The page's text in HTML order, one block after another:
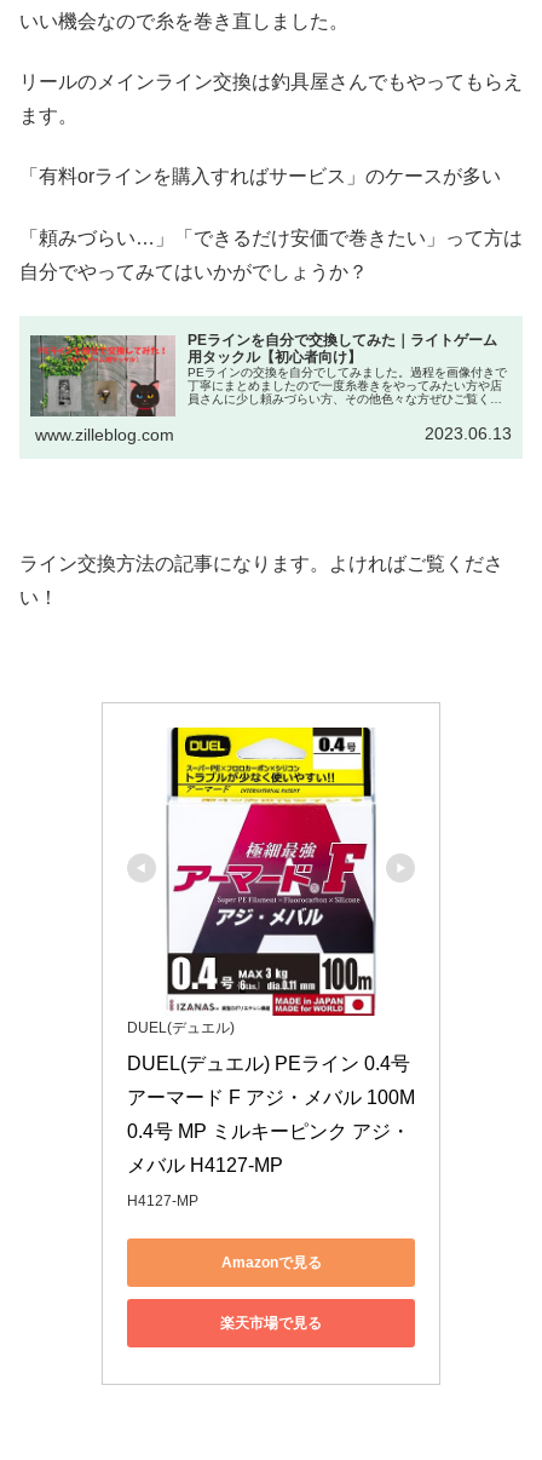
いい機会なので糸を巻き直しました。
リールのメインライン交換は釣具屋さんでもやってもらえ
ます。
「有料orラインを購入すればサービス」のケースが多い
「頼みづらい…」「できるだけ安価で巻きたい」って方は
自分でやってみてはいかがでしょうか？
PEラインを自分で交換してみた｜ライトゲーム
用タックル【初心者向け】
PEラインの交換を自分でしてみました。過程を画像付きで
丁寧にまとめましたので一度糸巻きをやってみたい方や店
員さんに少し頼みづらい方、その他色々な方ぜひご覧くだ
www.zilleblog.com 2023.06.13
ライン交換方法の記事になります。よければご覧くださ
い！
DUEL(デュエル)
DUEL(デュエル) PEライン 0.4号
アーマード F アジ・メバル 100M
0.4号 MP ミルキーピンク アジ・
メバル H4127-MP
H4127-MP
Amazonで見る
楽天市場で見る